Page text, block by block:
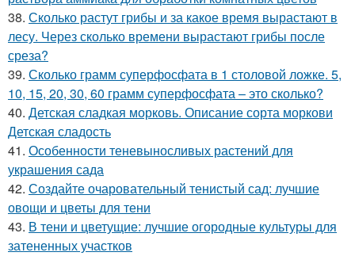
38. Сколько растут грибы и за какое время вырастают в
лесу. Через сколько времени вырастают грибы после
среза?
39. Сколько грамм суперфосфата в 1 столовой ложке. 5,
10, 15, 20, 30, 60 грамм суперфосфата – это сколько?
40. Детская сладкая морковь. Описание сорта моркови
Детская сладость
41. Особенности теневыносливых растений для
украшения сада
42. Создайте очаровательный тенистый сад: лучшие
овощи и цветы для тени
43. В тени и цветущие: лучшие огородные культуры для
затененных участков